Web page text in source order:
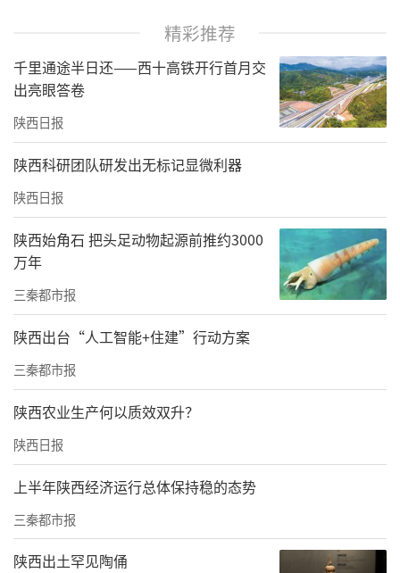
路，让冰冷的机械臂在果园里跳起了“摘果
舞”。
从“痛点”到“突破”：机器人学会“绕枝摘
果”
“研发高效无损的苹果采摘机器人，是个世界
级难题。”杨增福团队自2018年起，在农业农
村部的支持下啃起了这块“硬骨头”。2021
年，国内首台双臂采摘机器人横空出世，第一
次尝试在果树枝桠间穿梭；随后，轻简型双臂
机、广域六臂机、五臂机……数代“苹果采摘
能手”接连亮相，每一次迭代都离“替代人
工”的目标更近一步。
精彩推荐
千里通途半日还——西十高铁开行首月交
出亮眼答卷
陕西日报
陕西科研团队研发出无标记显微利器
陕西日报
陕西始角石 把头足动物起源前推约3000
万年
三秦都市报
陕西出台“人工智能+住建”行动方案
三秦都市报
陕西农业生产何以质效双升？
陕西日报
上半年陕西经济运行总体保持稳的态势
三秦都市报
陕西出土罕见陶俑